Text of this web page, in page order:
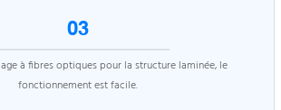
03
à fibres optiques pour la structure laminée, le
fonctionnement est facile.